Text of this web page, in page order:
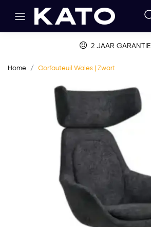
2 JAAR GARANTIE
Home Oorfauteuil Wales | Zwart